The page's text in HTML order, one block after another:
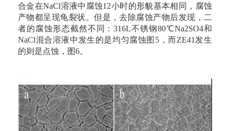
合金在NaCl溶液中腐蚀12小时的形貌基本相同，腐蚀
产物都呈现龟裂状。但是，去除腐蚀产物后发现，二
者的腐蚀形态截然不同：316L不锈钢80℃Na2SO4和
NaCl混合溶液中发生的是均匀腐蚀图5，而ZE41发生
的则是点蚀，图6。